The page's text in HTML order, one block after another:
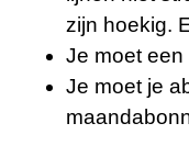
zijn hoekig.
Je moet
Je moet je